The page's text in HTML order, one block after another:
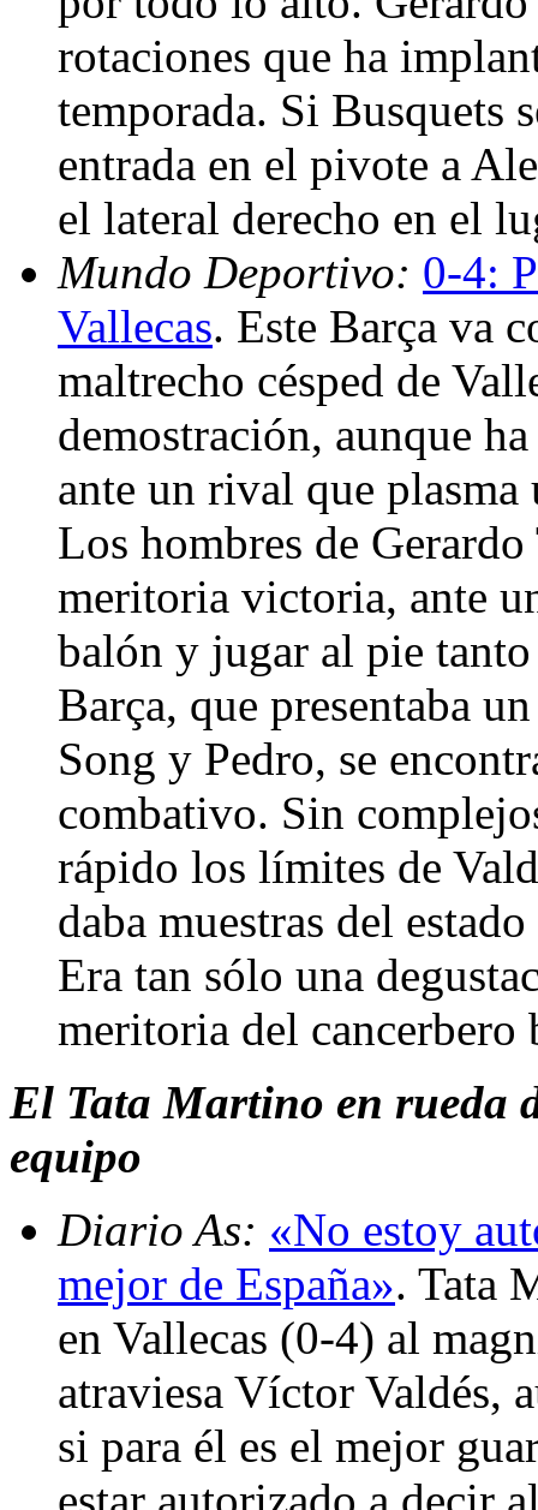
rotaciones que ha
temporada. Si Busquets
entrada en el pivote a
el lateral derecho en el
Mundo Deportivo: 0-4:
Vallecas. Este Barça va
maltrecho césped de
demostración, aunque
ante un rival que
Los hombres de
meritoria victoria, ante
balón y jugar al pie
Barça, que presentaba
Song y Pedro, se
combativo. Sin
rápido los límites de
daba muestras del
Era tan sólo una
meritoria del
El Tata Martino en rueda
equipo
Diario As: «No estoy
mejor de España». Tata
en Vallecas (0-4) al
atraviesa Víctor Valdés,
si para él es el mejor
estar autorizado a decir